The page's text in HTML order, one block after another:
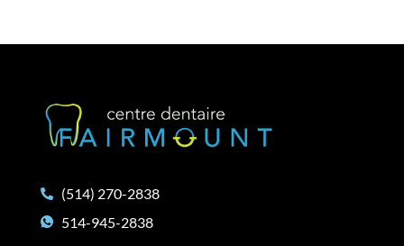
(514) 270-2838
514-945-2838